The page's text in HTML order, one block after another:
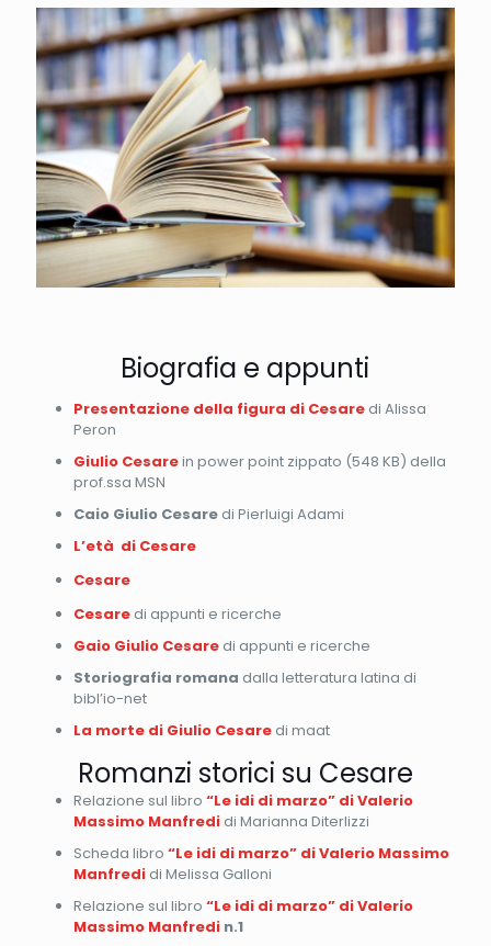
Biografia e appunti
Presentazione della figura di Cesaredi Alissa
Peron
Giulio Cesarein power point zippato (548 KB) della
prof.ssa MSN
Caio Giulio Cesaredi Pierluigi Adami
L’età di Cesare
Cesare
Cesaredi appunti e ricerche
Gaio Giulio Cesaredi appunti e ricerche
Storiografia romana dalla letteratura latina di
bibl’io-net
La morte di Giulio Cesaredi maat
Romanzi storici su Cesare
Relazione sul libro “Le idi di marzo” di Valerio
Massimo Manfredidi Marianna Diterlizzi
Scheda libro “Le idi di marzo” di Valerio Massimo
Manfredidi Melissa Galloni
Relazione sul libro “Le idi di marzo” di Valerio
Massimo Manfredin.1